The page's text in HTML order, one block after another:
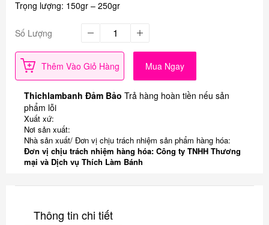
Trọng lượng: 150gr – 250gr
Số Lượng
Thêm Vào Giỏ Hàng Mua Ngay
Thichlambanh Đảm Bảo Trả hàng hoàn tiền nếu sản
phẩm lỗi
Xuất xứ:
Nơi sản xuất:
Nhà sản xuất/ Đơn vị chịu trách nhiệm sản phẩm hàng hóa:
Đơn vị chịu trách nhiệm hàng hóa: Công ty TNHH Thương
mại và Dịch vụ Thích Làm Bánh
Thông tin chi tiết